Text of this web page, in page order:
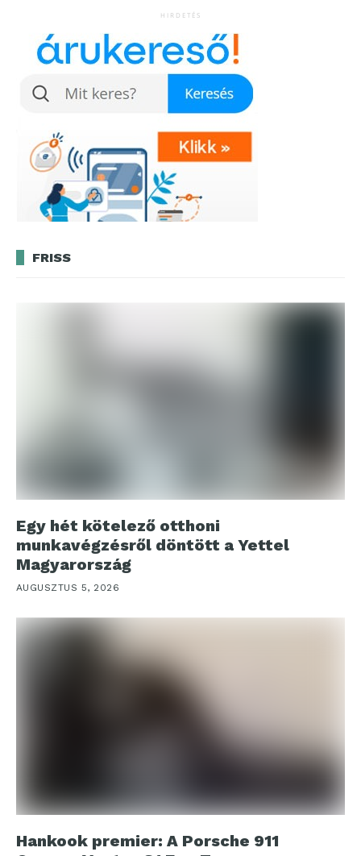
HIRDETÉS
FRISS
Egy hét kötelező otthoni
munkavégzésről döntött a Yettel
Magyarország
AUGUSZTUS 5, 2026
Hankook premier: A Porsche 911